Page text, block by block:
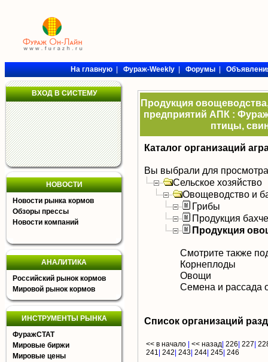
На главную|Фураж-Weekly|Форумы|
ВХОД В СИСТЕМУ
НОВОСТИ
Новости рынка кормов
Обзоры прессы
Новости компаний
АНАЛИТИКА
Российский рынок кормов
Мировой рынок кормов
ИНСТРУМЕНТЫ РЫНКА
ФуражСТАТ
Мировые биржи
Мировые цены
Продукция
предприятий АПК :
птицы,
Каталог организаций
Вы выбрали для
Сельское хозяйство
Овощеводство и
Грибы
Продукция
Продукция
Смотрите также
Корнеплоды
Овощи
Семена и рассада
Список организаций
<< в начало << назад 226 227
241 242 243 244 245 246